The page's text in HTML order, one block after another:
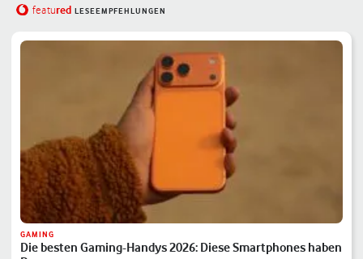
featured LESEEMPFEHLUNGEN
GAMING
Die besten Gaming-Handys 2026: Diese Smartphones haben